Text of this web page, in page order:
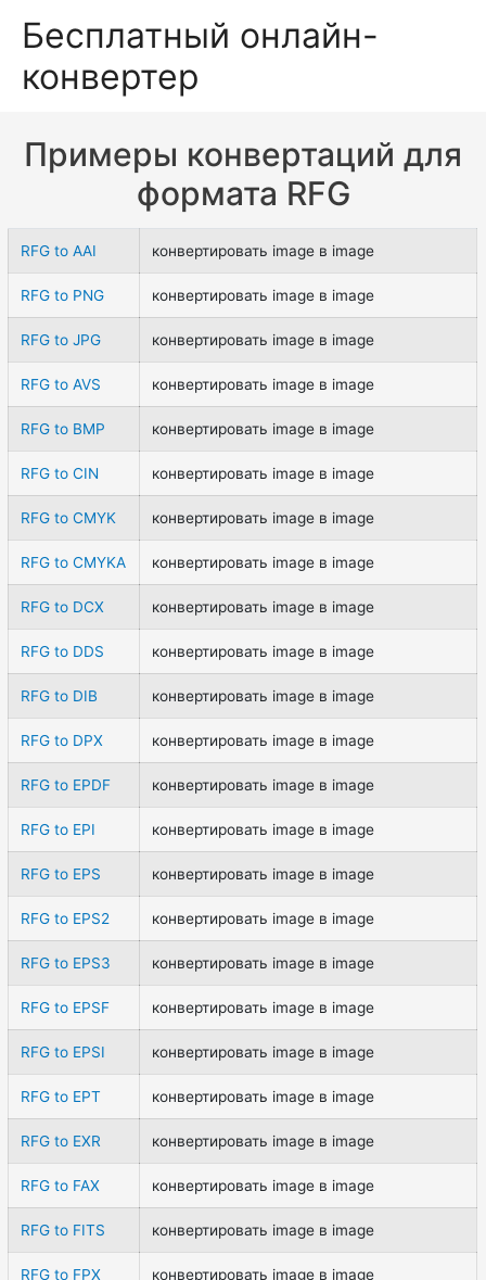
Бесплатный онлайн-
конвертер
Примеры конвертаций для
формата RFG
RFG to AAI конвертировать image в image
RFG to PNG конвертировать image в image
RFG to JPG конвертировать image в image
RFG to AVS конвертировать image в image
RFG to BMP конвертировать image в image
RFG to CIN конвертировать image в image
RFG to CMYK конвертировать image в image
RFG to CMYKA конвертировать image в image
RFG to DCX конвертировать image в image
RFG to DDS конвертировать image в image
RFG to DIB конвертировать image в image
RFG to DPX конвертировать image в image
RFG to EPDF конвертировать image в image
RFG to EPI конвертировать image в image
RFG to EPS конвертировать image в image
RFG to EPS2 конвертировать image в image
RFG to EPS3 конвертировать image в image
RFG to EPSF конвертировать image в image
RFG to EPSI конвертировать image в image
RFG to EPT конвертировать image в image
RFG to EXR конвертировать image в image
RFG to FAX конвертировать image в image
RFG to FITS конвертировать image в image
RFG to FPX конвертировать image в image